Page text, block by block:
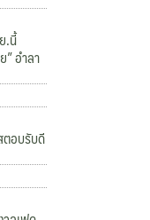
.นี้
” อำลา
ตอบรับดี